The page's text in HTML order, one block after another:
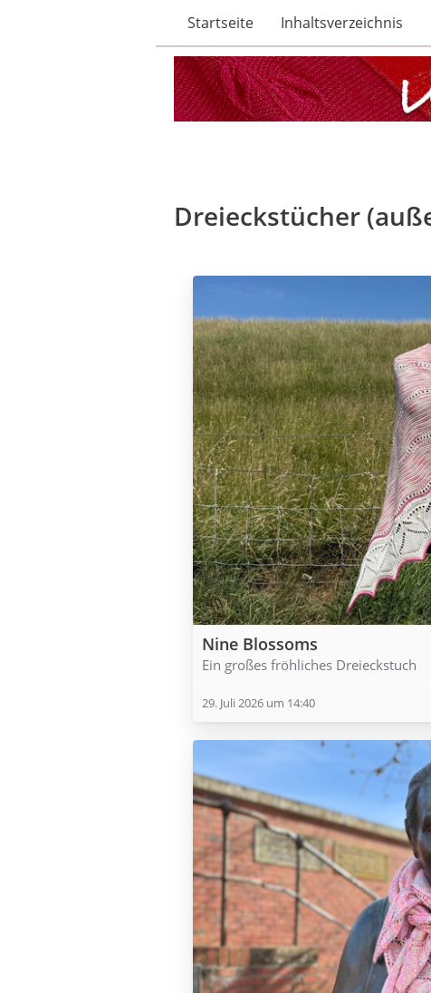
Startseite Inhaltsverzeichnis
Dreieckstücher
Nine Blossoms
Ein großes fröhliches Dreieckstuch
29. Juli 2026 um 14:40